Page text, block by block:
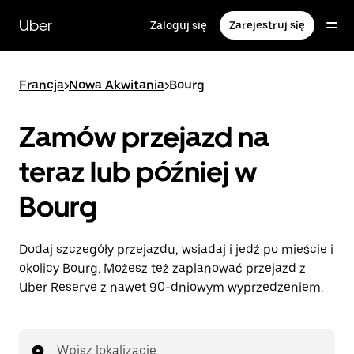
głównej
zawartości
Uber Zaloguj się Zarejestruj się
Francja>Nowa Akwitania>Bourg
Zamów przejazd na
teraz lub później w
Bourg
Dodaj szczegóły przejazdu, wsiadaj i jedź po mieście i
okolicy Bourg. Możesz też zaplanować przejazd z
Uber Reserve z nawet 90-dniowym wyprzedzeniem.
Wpisz lokalizację